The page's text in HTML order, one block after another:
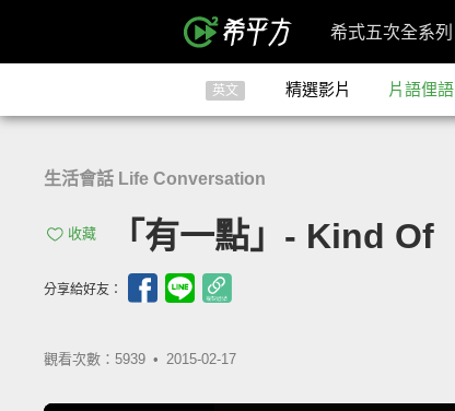
希式五次全系列
英文 精選影片 片語俚語
生活會話 Life Conversation
收藏 「有一點」- Kind Of
分享給好友：
觀看次數：5939 • 2015-02-17